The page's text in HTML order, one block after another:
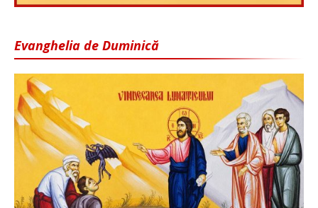
Evanghelia de Duminică